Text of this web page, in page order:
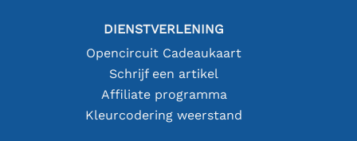
DIENSTVERLENING
Opencircuit Cadeaukaart
Schrijf een artikel
Affiliate programma
Kleurcodering weerstand